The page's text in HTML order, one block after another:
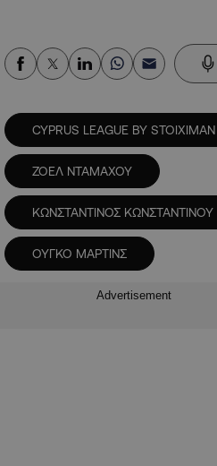
CYPRUS LEAGUE BY STOIXIMAN
ΖΟΕΛ ΝΤΑΜΑΧΟΥ
ΚΩΝΣΤΑΝΤΙΝΟΣ ΚΩΝΣΤΑΝΤΙΝΟΥ
ΟΥΓΚΟ ΜΑΡΤΙΝΣ
Advertisement